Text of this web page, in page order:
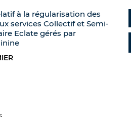
à la régularisation des
services Collectif et Semi-
Eclate gérés par